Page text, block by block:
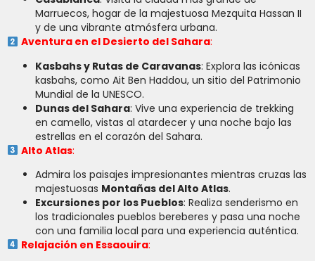
Marruecos, hogar de la majestuosa Mezquita Hassan II
y de una vibrante atmósfera urbana.
Aventura en el Desierto del Sahara:
Kasbahs y Rutas de Caravanas: Explora las icónicas
kasbahs, como Ait Ben Haddou, un sitio del Patrimonio
Mundial de la UNESCO.
Dunas del Sahara: Vive una experiencia de trekking
en camello, vistas al atardecer y una noche bajo las
estrellas en el corazón del Sahara.
Alto Atlas:
Admira los paisajes impresionantes mientras cruzas las
majestuosas Montañas del Alto Atlas.
Excursiones por los Pueblos: Realiza senderismo en
los tradicionales pueblos bereberes y pasa una noche
con una familia local para una experiencia auténtica.
Relajación en Essaouira: